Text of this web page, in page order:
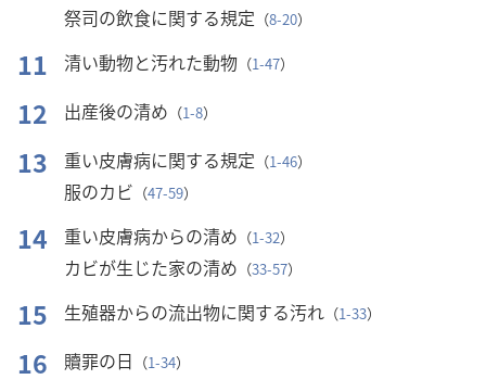
祭司の飲食に関する規定 （8-20）
11 清い動物と汚れた動物（1-47）
12 出産後の清め （1-8）
13 重い皮膚病に関する規定 （1-46）
服のカビ （47-59）
14 重い皮膚病からの清め （1-32）
カビが生じた家の清め （33-57）
15 生殖器からの流出物に関する汚れ（1-33）
16 贖罪の日 （1-34）